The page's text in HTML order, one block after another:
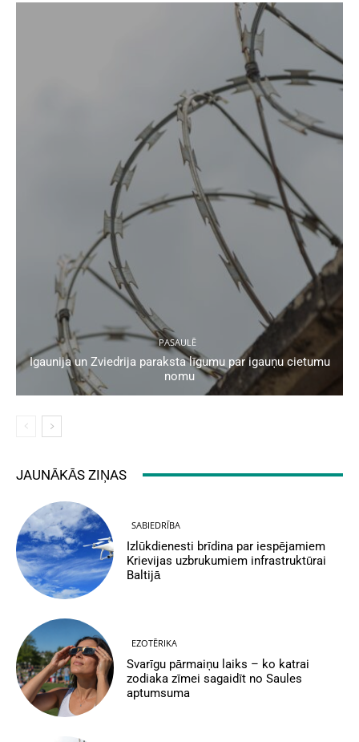
PASAULĒ
Igaunija un Zviedrija paraksta līgumu par igauņu cietumu
nomu
JAUNĀKĀS ZIŅAS
SABIEDRĪBA
Izlūkdienesti brīdina par iespējamiem
Krievijas uzbrukumiem infrastruktūrai
Baltijā
EZOTĒRIKA
Svarīgu pārmaiņu laiks – ko katrai
zodiaka zīmei sagaidīt no Saules
aptumsuma